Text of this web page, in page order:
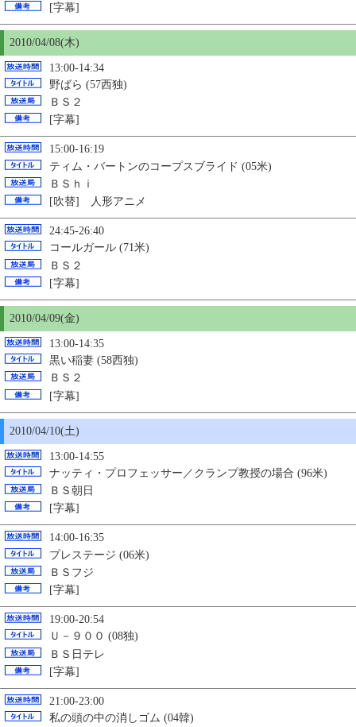
[字幕]
2010/04/08(木)
13:00-14:34
野ばら (57西独)
ＢＳ２
[字幕]
15:00-16:19
ティム・バートンのコープスブライド (05米)
ＢＳｈｉ
[吹替] 人形アニメ
24:45-26:40
コールガール (71米)
ＢＳ２
[字幕]
2010/04/09(金)
13:00-14:35
黒い稲妻 (58西独)
ＢＳ２
[字幕]
2010/04/10(土)
13:00-14:55
ナッティ・プロフェッサー／クランプ教授の場合 (96米)
ＢＳ朝日
[字幕]
14:00-16:35
プレステージ (06米)
ＢＳフジ
[字幕]
19:00-20:54
Ｕ－９００ (08独)
ＢＳ日テレ
[字幕]
21:00-23:00
私の頭の中の消しゴム (04韓)